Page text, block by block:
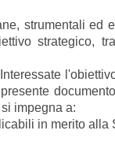
strumentali ed
strategico,
impegna a:
in merito alla